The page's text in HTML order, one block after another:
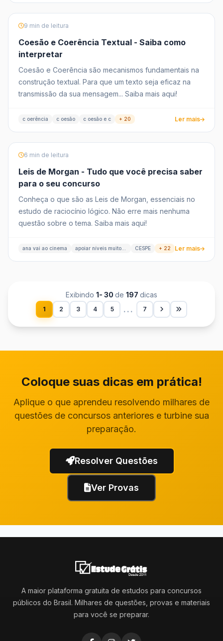
9 min de leitura
Coesão e Coerência Textual - Saiba como
interpretar
Coesão e Coerência são mecanismos fundamentais na
construção textual. Para que um texto seja eficaz na
transmissão da sua mensagem... Saiba mais aqui!
c oerência c oesão c oesão e c + 20 Ler mais
6 min de leitura
Leis de Morgan - Tudo que você precisa saber
para o seu concurso
Conheça o que são as Leis de Morgan, essenciais no
estudo de raciocínio lógico. Não erre mais nenhuma
questão sobre o tema. Saiba mais aqui!
ana vai ao cinema CESPE + 22 Ler mais
Exibindo 1- 30 de 197 dicas
1 2 3 4 5 ... 7
Coloque suas dicas em prática!
Aplique o que aprendeu resolvendo milhares de
questões de concursos anteriores e turbine sua
preparação.
Resolver Questões
Ver Provas
A maior plataforma gratuita de estudos para concursos
públicos do Brasil. Milhares de questões, provas e materiais
para você se preparar.